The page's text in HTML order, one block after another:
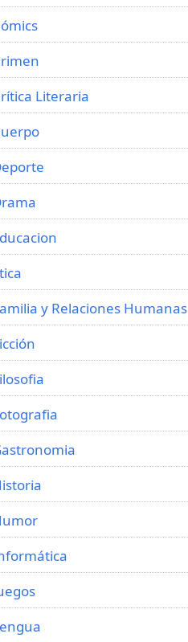
Literaria
y Relaciones Humanas